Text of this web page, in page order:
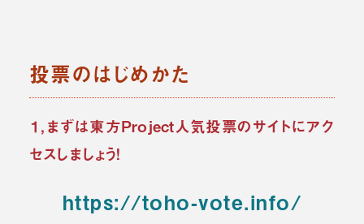
投票のはじめかた
１，まずは東方Project人気投票のサイトにアク
セスしましょう！
https://toho-vote.info/